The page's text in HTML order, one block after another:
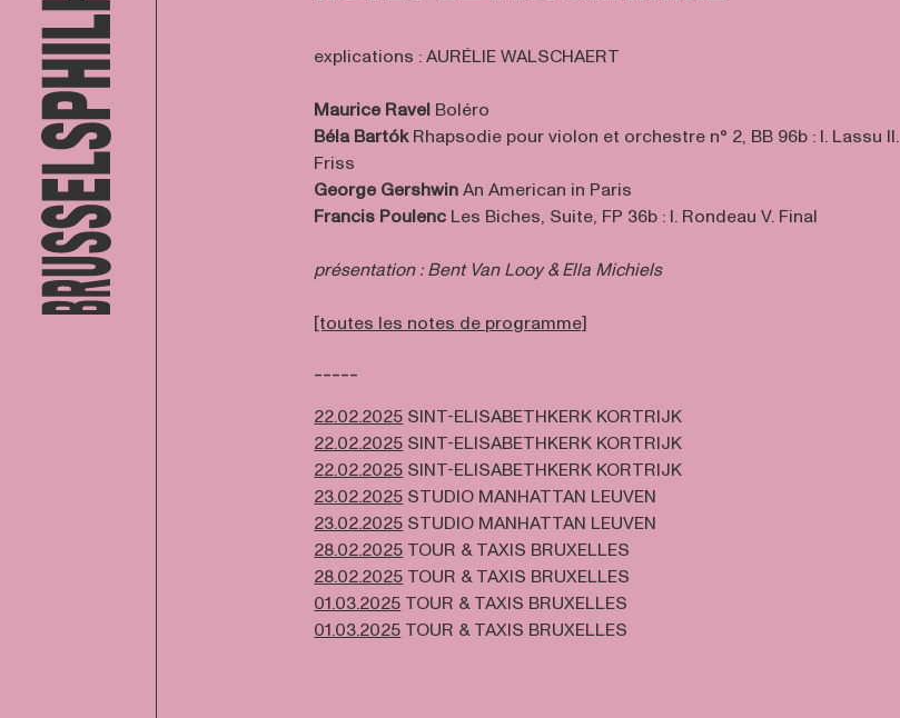
explications : AURÉLIE WALSCHAERT
Maurice Ravel Boléro
Béla BartókRhapsodie pour violon et orchestre n° 2, BB 96b : I. Lassu II.
Friss
George GershwinAn American in Paris
Francis Poulenc Les Biches, Suite, FP 36b : I. Rondeau V. Final
présentation : Bent Van Looy & Ella Michiels
[toutes les notes de programme]
-----
22.02.2025 SINT-ELISABETHKERK KORTRIJK
22.02.2025 SINT-ELISABETHKERK KORTRIJK
22.02.2025 SINT-ELISABETHKERK KORTRIJK
23.02.2025 STUDIO MANHATTAN LEUVEN
23.02.2025 STUDIO MANHATTAN LEUVEN
28.02.2025 TOUR & TAXIS BRUXELLES
28.02.2025 TOUR & TAXIS BRUXELLES
01.03.2025 TOUR & TAXIS BRUXELLES
01.03.2025 TOUR & TAXIS BRUXELLES